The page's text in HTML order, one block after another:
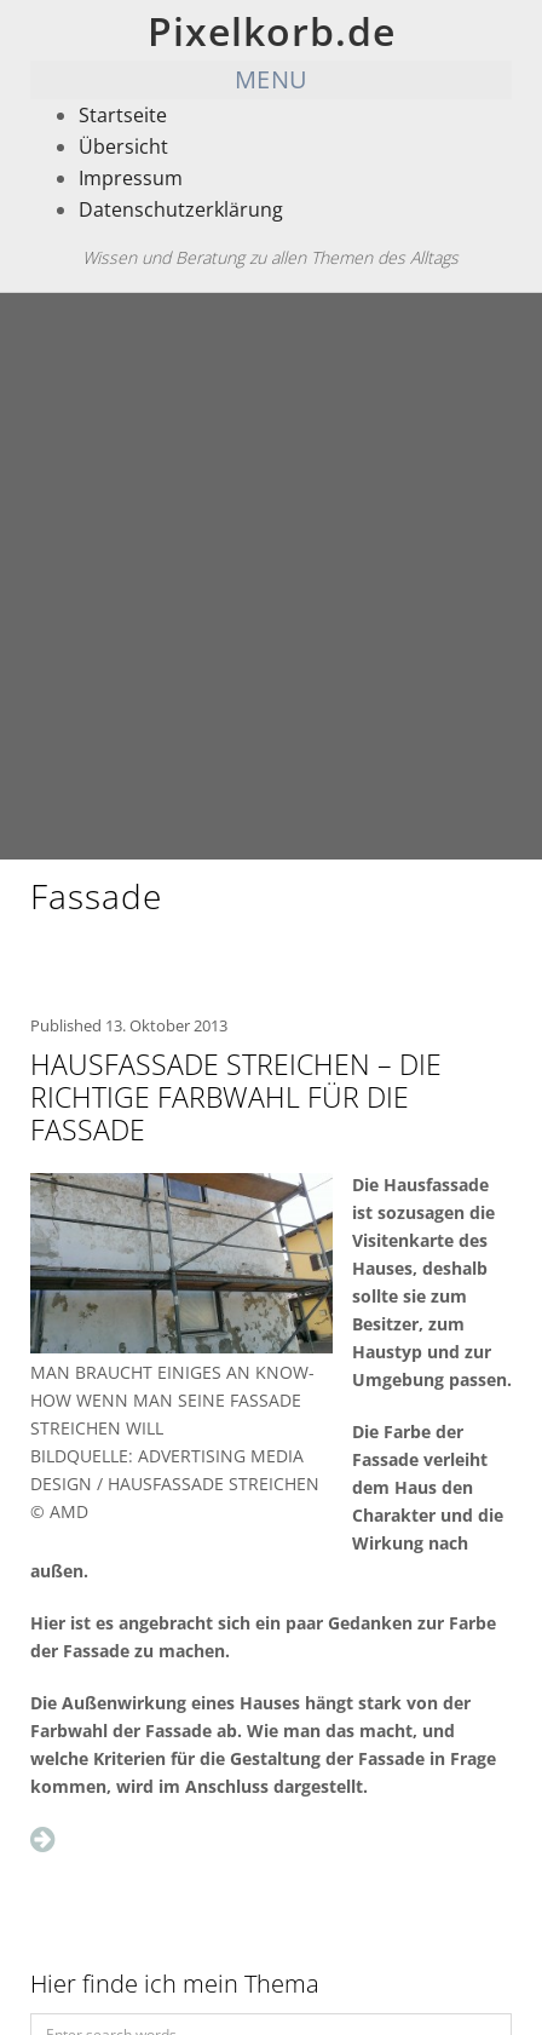
Pixelkorb.de
MENU
Startseite
Übersicht
Impressum
Datenschutzerklärung
Wissen und Beratung zu allen Themen des Alltags
Fassade
Published 13. Oktober 2013
HAUSFASSADE STREICHEN – DIE
RICHTIGE FARBWAHL FÜR DIE
FASSADE
MAN BRAUCHT EINIGES AN KNOW-
HOW WENN MAN SEINE FASSADE
STREICHEN WILL
BILDQUELLE: ADVERTISING MEDIA
DESIGN / HAUSFASSADE STREICHEN
© AMD
Die Hausfassade
ist sozusagen die
Visitenkarte des
Hauses, deshalb
sollte sie zum
Besitzer, zum
Haustyp und zur
Umgebung passen.
Die Farbe der
Fassade verleiht
dem Haus den
Charakter und die
Wirkung nach
außen.
Hier ist es angebracht sich ein paar Gedanken zur Farbe
der Fassade zu machen.
Die Außenwirkung eines Hauses hängt stark von der
Farbwahl der Fassade ab. Wie man das macht, und
welche Kriterien für die Gestaltung der Fassade in Frage
kommen, wird im Anschluss dargestellt.
Hier finde ich mein Thema